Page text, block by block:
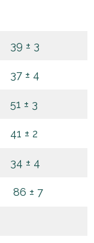
39 ± 3
37 ± 4
51 ± 3
41 ± 2
34 ± 4
86 ± 7